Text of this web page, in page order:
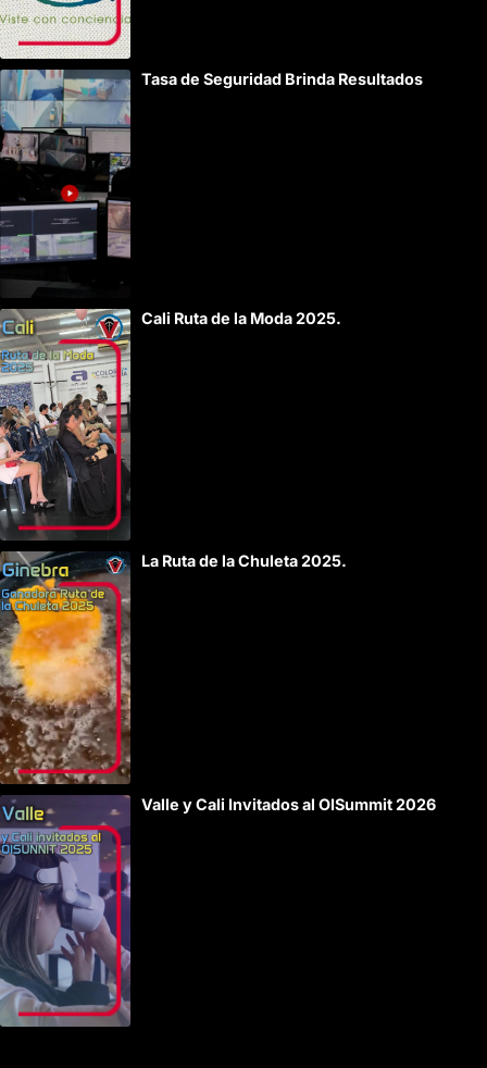
Tasa de Seguridad Brinda Resultados
Cali Ruta de la Moda 2025.
La Ruta de la Chuleta 2025.
Valle y Cali Invitados al OISummit 2026